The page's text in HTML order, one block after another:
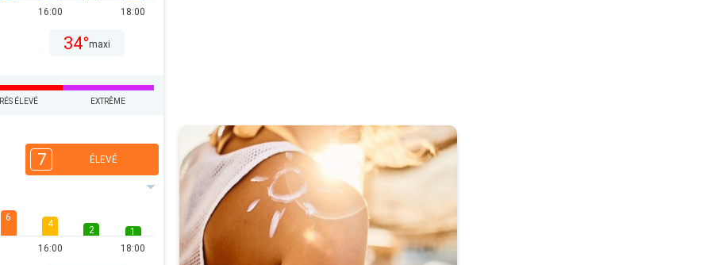
16:00
18:00
34°maxi
ÉLEVÉ EXTRÊME
7 ÉLEVÉ
6
4
16:00
2
1
18:00
Comment éviter les coups de soleil ?. Vérifiez l'indice UV. . .